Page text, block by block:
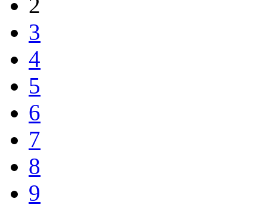
3
4
5
6
7
8
9